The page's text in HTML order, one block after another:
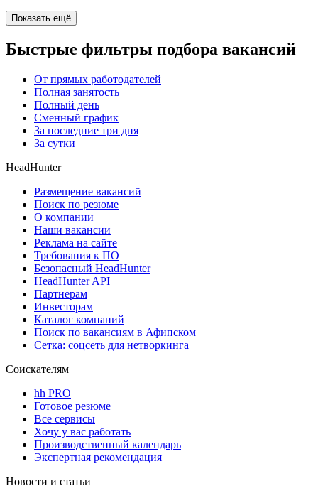
Показать ещё
Быстрые фильтры подбора вакансий
От прямых работодателей
Полная занятость
Полный день
Сменный график
За последние три дня
За сутки
HeadHunter
Размещение вакансий
Поиск по резюме
О компании
Наши вакансии
Реклама на сайте
Требования к ПО
Безопасный HeadHunter
HeadHunter API
Партнерам
Инвесторам
Каталог компаний
Поиск по вакансиям в Афипском
Сетка: соцсеть для нетворкинга
Соискателям
hh PRO
Готовое резюме
Все сервисы
Хочу у вас работать
Производственный календарь
Экспертная рекомендация
Новости и статьи